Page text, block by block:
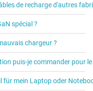
de recharge d'autres
spécial ?
chargeur ?
puis-je commander pour
für mein Laptop oder